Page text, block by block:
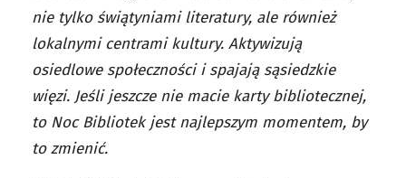
nie tylko świątyniami literatury, ale również
lokalnymi centrami kultury. Aktywizują
osiedlowe społeczności i spajają sąsiedzkie
więzi. Jeśli jeszcze nie macie karty bibliotecznej,
to Noc Bibliotek jest najlepszym momentem, by
to zmienić.